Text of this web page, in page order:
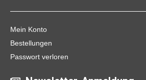
Mein Konto
Bestellungen
Passwort verloren